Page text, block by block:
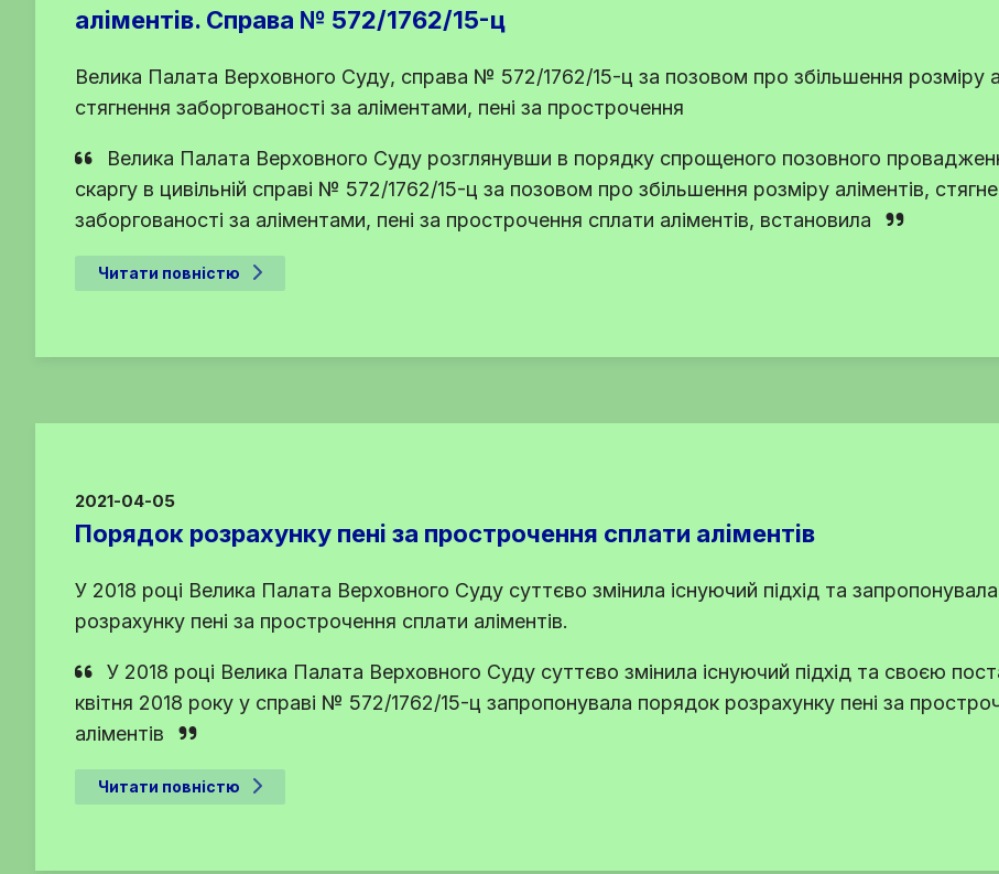
аліментів. Справа № 572/1762/15-ц
Велика Палата Верховного Суду, справа № 572/1762/15-ц за позовом про збільшення розміру
стягнення заборгованості за аліментами, пені за прострочення
Велика Палата Верховного Суду розглянувши в порядку спрощеного позовного
скаргу в цивільній справі № 572/1762/15-ц за позовом про збільшення розміру аліментів,
заборгованості за аліментами, пені за прострочення сплати аліментів, встановила
Читати повністю
2021-04-05
Порядок розрахунку пені за прострочення сплати аліментів
У 2018 році Велика Палата Верховного Суду суттєво змінила існуючий підхід та
розрахунку пені за прострочення сплати аліментів.
У 2018 році Велика Палата Верховного Суду суттєво змінила існуючий підхід та своєю
квітня 2018 року у справі № 572/1762/15-ц запропонувала порядок розрахунку пені за
аліментів
Читати повністю